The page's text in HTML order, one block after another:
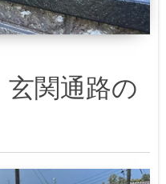
玄関通路の